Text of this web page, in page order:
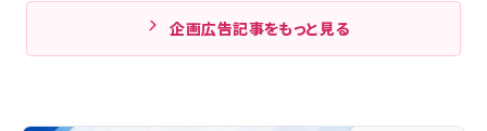
企画広告記事をもっと見る